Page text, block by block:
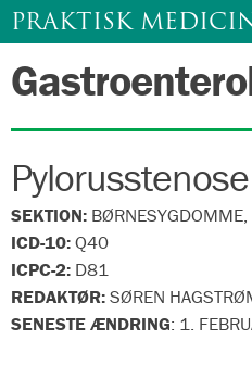
Gå
til
PRAKTISK
Pylorusstenose
SEKTION: BØRNESYGDOMME,
ICD-10:Q40
ICPC-2: D81
REDAKTØR:SØREN
SENESTE ÆNDRING: 1.